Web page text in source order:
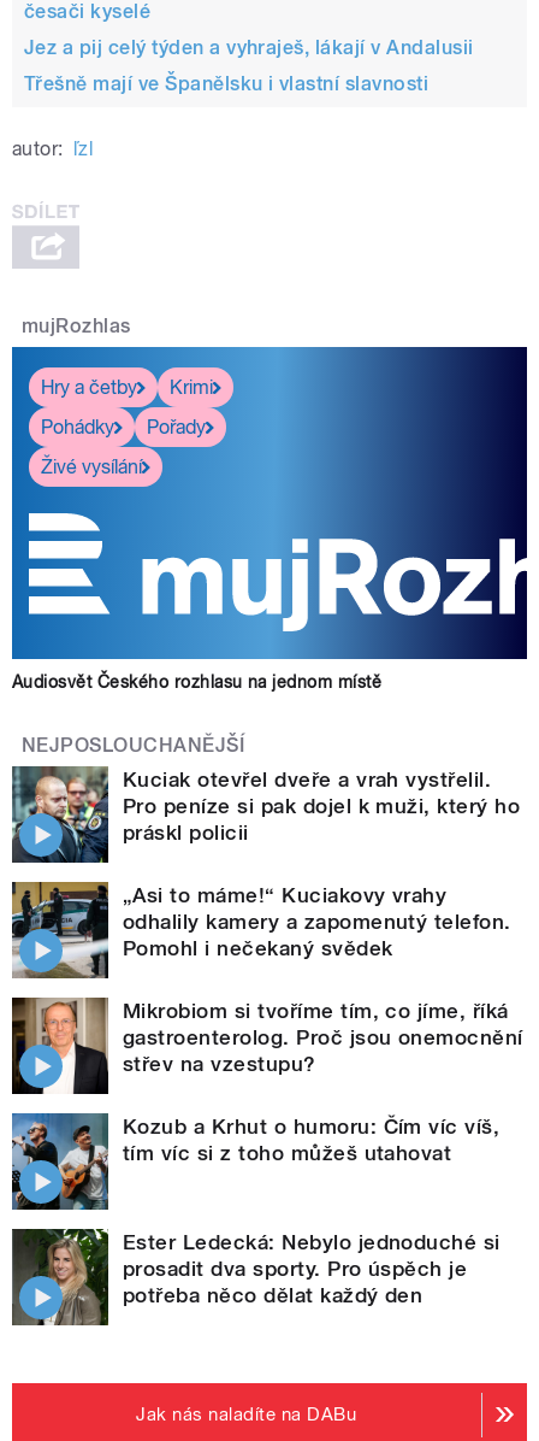
česači kyselé
Jez a pij celý týden a vyhraješ, lákají v Andalusii
Třešně mají ve Španělsku i vlastní slavnosti
autor: ľzl
mujRozhlas
Hry a četby
Krimi
Pohádky
Pořady
Živé vysílání
Audiosvět Českého rozhlasu na jednom místě
NEJPOSLOUCHANĚJŠÍ
Kuciak otevřel dveře a vrah vystřelil.
Pro peníze si pak dojel k muži, který ho
práskl policii
„Asi to máme!“ Kuciakovy vrahy
odhalily kamery a zapomenutý telefon.
Pomohl i nečekaný svědek
Mikrobiom si tvoříme tím, co jíme, říká
gastroenterolog. Proč jsou onemocnění
střev na vzestupu?
Kozub a Krhut o humoru: Čím víc víš,
tím víc si z toho můžeš utahovat
Ester Ledecká: Nebylo jednoduché si
prosadit dva sporty. Pro úspěch je
potřeba něco dělat každý den
Jak nás naladíte na DABu